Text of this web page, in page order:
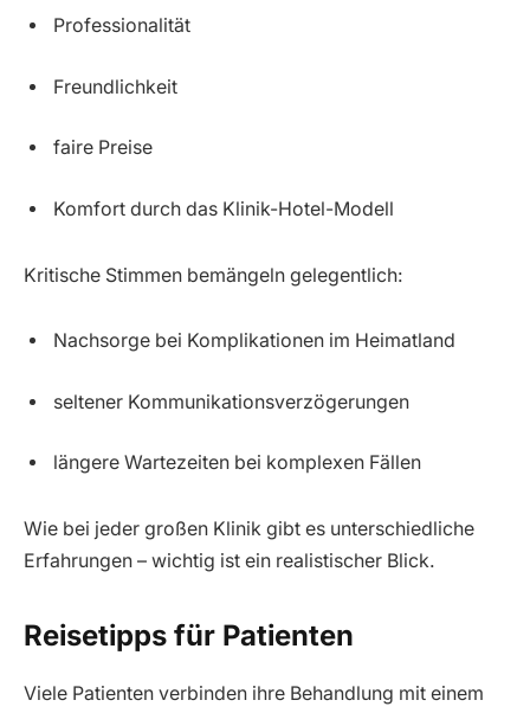
Professionalität
Freundlichkeit
faire Preise
Komfort durch das Klinik-Hotel-Modell
Kritische Stimmen bemängeln gelegentlich:
Nachsorge bei Komplikationen im Heimatland
seltener Kommunikationsverzögerungen
längere Wartezeiten bei komplexen Fällen
Wie bei jeder großen Klinik gibt es unterschiedliche
Erfahrungen – wichtig ist ein realistischer Blick.
Reisetipps für Patienten
Viele Patienten verbinden ihre Behandlung mit einem